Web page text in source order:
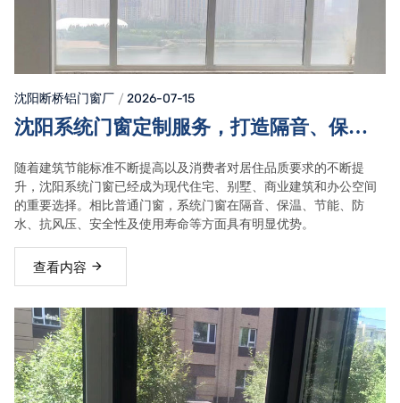
沈阳断桥铝门窗厂 2026-07-15
沈阳系统门窗定制服务，打造隔音、保
随着建筑节能标准不断提高以及消费者对居住品质要求的不断提
升，沈阳系统门窗已经成为现代住宅、别墅、商业建筑和办公空间
的重要选择。相比普通门窗，系统门窗在隔音、保温、节能、防
水、抗风压、安全性及使用寿命等方面具有明显优势。
查看内容